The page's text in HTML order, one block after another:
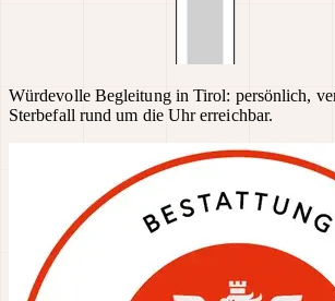
Würdevolle Begleitung in Tirol: persönlich,
Sterbefall rund um die Uhr erreichbar.